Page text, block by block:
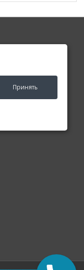
Принять